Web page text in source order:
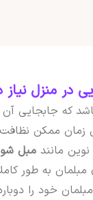
منزل نیاز
که جابجایی
زمان ممکن
مانند مبل
به طور
خود را